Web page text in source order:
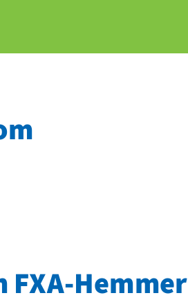
FXA-